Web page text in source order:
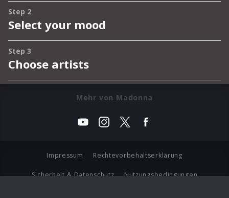
Mehr von Madonna
Impressum Rechtevorbehaltserklärung
Sicherheit & Datenschutz Nutzungsbedingungen